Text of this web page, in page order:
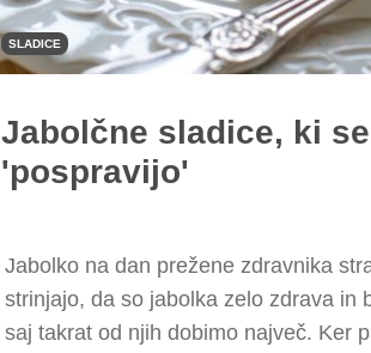
SLADICE
Jabolčne sladice, ki
'pospravijo'
Jabolko na dan prežene zdravnika
strinjajo, da so jabolka zelo zdrava in
saj takrat od njih dobimo največ. Ker